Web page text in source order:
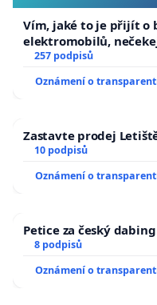
Vím, jaké to je přijít o
elektromobilů,
zaveďme slyšitelná
257 podpisů
Oznámení o
Zastavte prodej
10 podpisů
Oznámení o
Petice za český
8 podpisů
Oznámení o